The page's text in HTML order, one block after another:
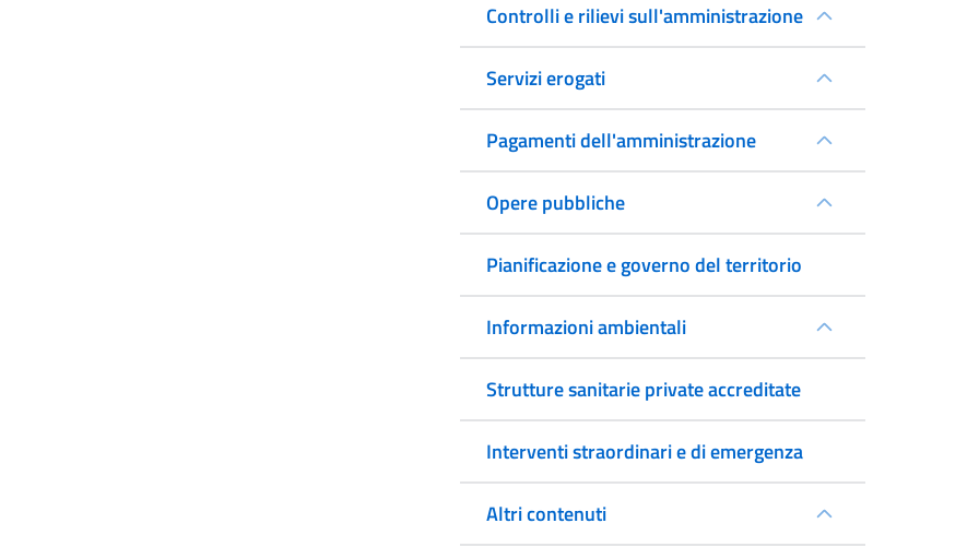
Controlli e rilievi sull'amministrazione
Servizi erogati
Pagamenti dell'amministrazione
Opere pubbliche
Pianificazione e governo del territorio
Informazioni ambientali
Strutture sanitarie private accreditate
Interventi straordinari e di emergenza
Altri contenuti